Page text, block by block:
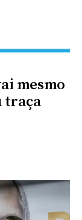
mesmo
traça